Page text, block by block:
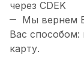
через CDEK
Мы вернем
Вас способом:
карту.